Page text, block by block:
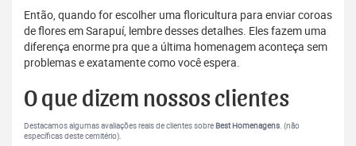
Então, quando for escolher uma floricultura para enviar coroas
de flores em Sarapuí, lembre desses detalhes. Eles fazem uma
diferença enorme pra que a última homenagem aconteça sem
problemas e exatamente como você espera.
O que dizem nossos clientes
Destacamos algumas avaliações reais de clientes sobre Best Homenagens. (não
específicas deste cemitério).